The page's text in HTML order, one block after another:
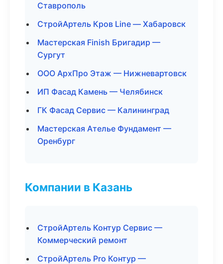
Ставрополь
СтройАртель Кров Line — Хабаровск
Мастерская Finish Бригадир —
Сургут
ООО АрхПро Этаж — Нижневартовск
ИП Фасад Камень — Челябинск
ГК Фасад Сервис — Калининград
Мастерская Ателье Фундамент —
Оренбург
Компании в Казань
СтройАртель Контур Сервис —
Коммерческий ремонт
СтройАртель Pro Контур —